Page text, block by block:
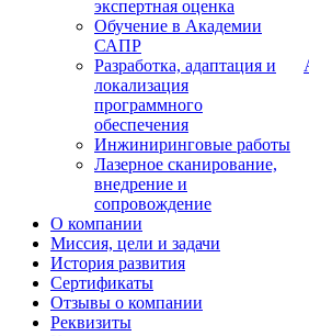
экспертная оценка
Обучение в Академии
САПР
Разработка, адаптация и
локализация
программного
обеспечения
Инжиниринговые работы
Лазерное сканирование,
внедрение и
сопровождение
О компании
Миссия, цели и задачи
История развития
Сертификаты
Отзывы о компании
Реквизиты